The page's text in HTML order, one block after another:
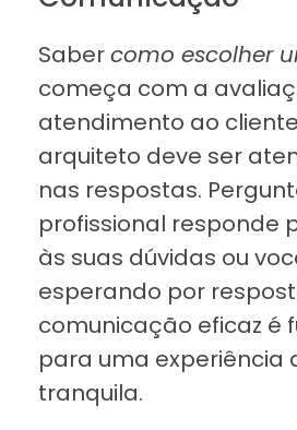
Sabercomo escolher
começa com a
atendimento ao
arquiteto deve ser
nas respostas.
profissional responde
às suas dúvidas ou
esperando por
comunicação eficaz é
para uma experiência
tranquila.